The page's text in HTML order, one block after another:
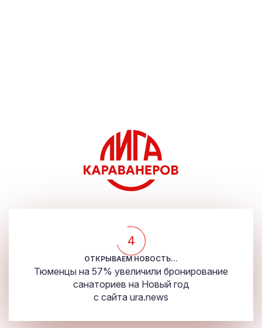
4
ОТКРЫВАЕМ НОВОСТЬ...
Тюменцы на 57% увеличили бронирование
санаториев на Новый год
с сайта ura.news